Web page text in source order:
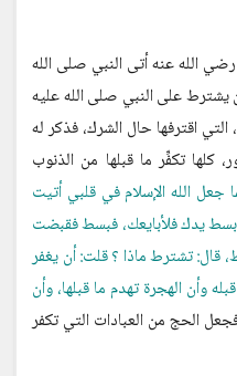
رضي الله عنه أتى النبي صلى الله
يشترط على النبي صلى الله عليه
اقترفها حال الشرك، فذكر له
كلها تكفِّر ما قبلها من الذنوب
جعل الله الإسلام في قلبي أتيت
يدك فلأبايعك، فبسط فقبضت
قال: تشترط ماذا ؟ قلت: أن يغفر
وأن الهجرة تهدم ما قبلها، وأن
الحج من العبادات التي تكفر